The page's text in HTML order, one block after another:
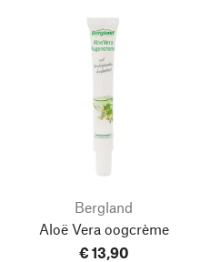
Bergland
Aloë Vera oogcrème
€ 13,90